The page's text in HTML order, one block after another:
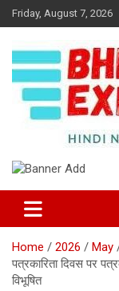
Skip
to
Friday, August 7, 2026
Home 2026 May
पत्रकारिता दिवस पर
विभूषित